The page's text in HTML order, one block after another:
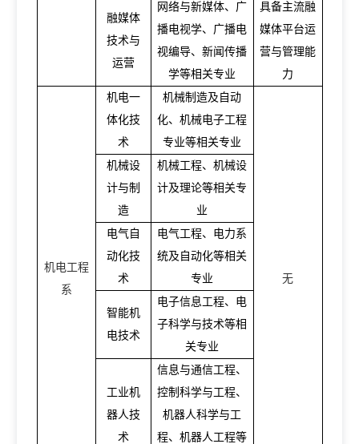
融媒体
技术与
运营
网络与新媒体、广
播电视学、广播电
视编导、新闻传播
学等相关专业
具备主流融
媒体平台运
营与管理能
力
机电工程
系
机电一
体化技
术
机械制造及自动
化、机械电子工程
专业等相关专业
无
机械设
计与制
造
机械工程、机械设
计及理论等相关专
业
电气自
动化技
术
电气工程、电力系
统及自动化等相关
专业
智能机
电技术
电子信息工程、电
子科学与技术等相
关专业
工业机
器人技
术
信息与通信工程、
控制科学与工程、
机器人科学与工
程、机器人工程等